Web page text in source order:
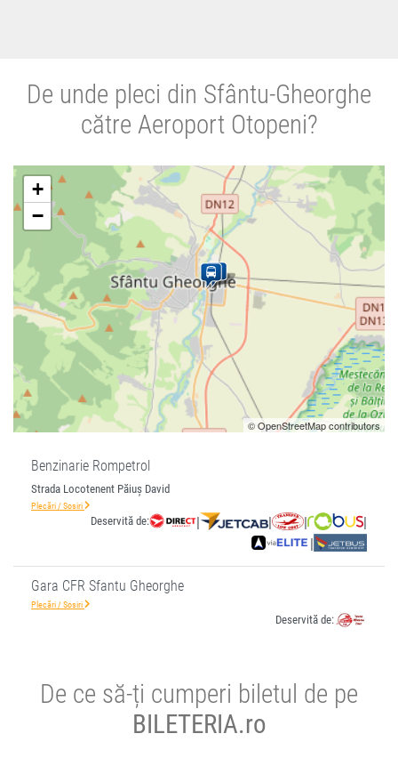
De unde pleci din Sfântu-Gheorghe
către Aeroport Otopeni?
+
−
© OpenStreetMap contributors
Benzinarie Rompetrol
Strada Locotenent Păiuș David
Plecări / Sosiri
Deservită de: | | |
|
|
Gara CFR Sfantu Gheorghe
Plecări / Sosiri
Deservită de:
De ce să-ți cumperi biletul de pe
BILETERIA.ro